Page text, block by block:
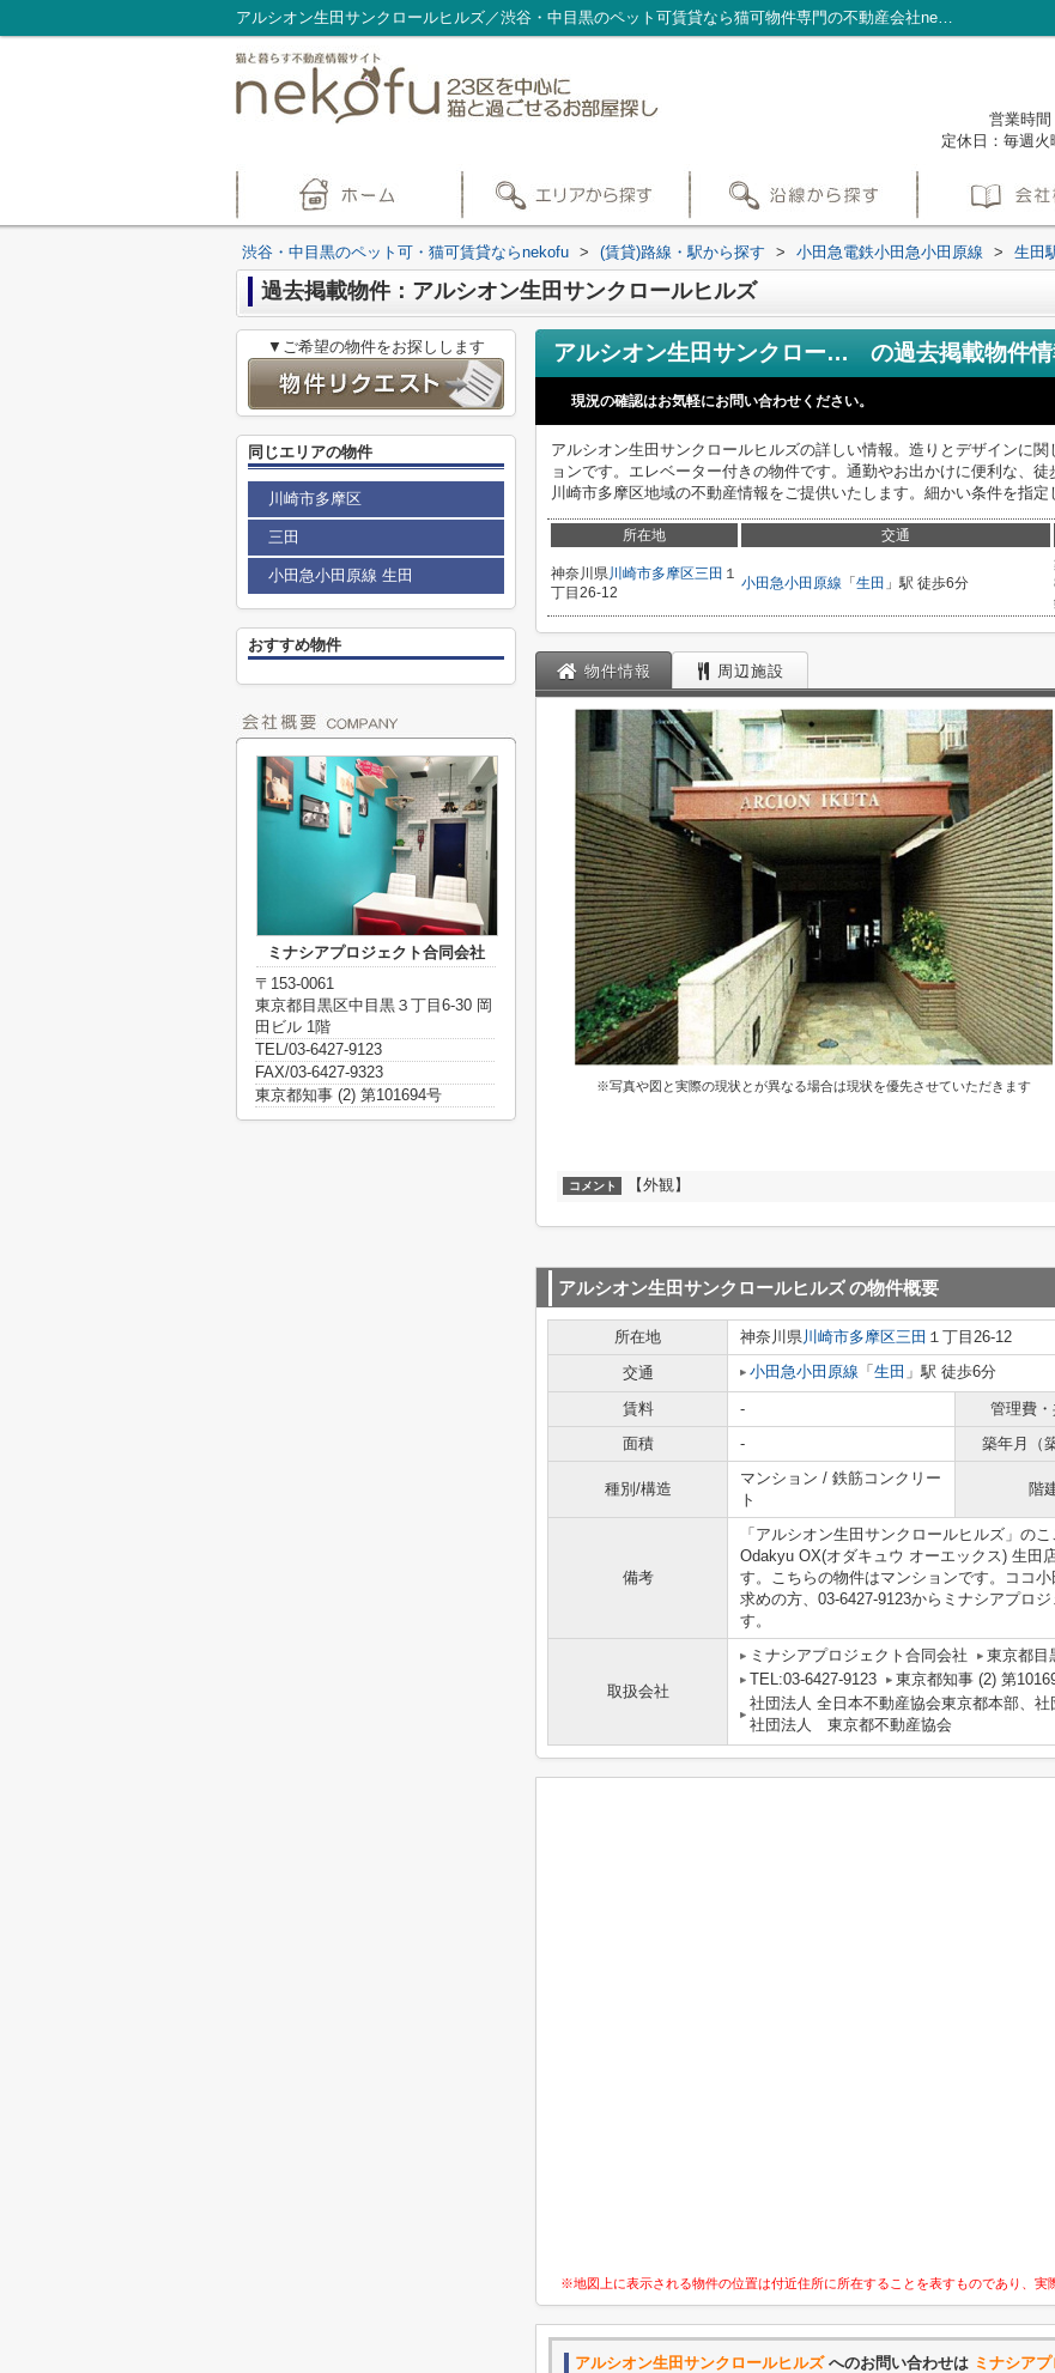
アルシオン生田サンクロールヒルズ／渋谷・中目黒のペット可賃貸なら猫可物件専門の不動産会社nekofu
営業時
定休日：毎週
渋谷・中目黒のペット可・猫可賃貸ならnekofu > (賃貸)路線・駅から探す > 小田急電鉄小田急小田原線 > 生田
過去掲載物件：アルシオン生田サンクロールヒルズ
アルシオン生田サンクロールヒルズ の過去掲載物件
現況の確認はお気軽にお問い合わせください。
アルシオン生田サンクロールヒルズの詳しい情報。造りとデザインに
ョンです。エレベーター付きの物件です。通勤やお出かけに便利な、
川崎市多摩区地域の不動産情報をご提供いたします。細かい条件を指
所在地 交通
神奈川県川崎市多摩区三田 １
丁目26-12
小田急小田原線 「 生田 」駅 徒歩6分
物件情報 周辺施設
※写真や図と実際の現状とが異なる場合は現状を優先させていただきます
コメント 【外観】
アルシオン生田サンクロールヒルズの物件概要
所在地 神奈川県川崎市多摩区三田 １丁目26-12
交通
小田急小田原線 「 生田 」駅 徒歩6分
賃料 - 管理費
面積
- 築年月（
種別/構造
マンション / 鉄筋コンクリー
ト
階
備考
「アルシオン生田サンクロールヒルズ」の
Odakyu OX(オダキュウ オーエックス) 生田
す。こちらの物件はマンションです。ココ
求めの方、03-6427-9123からミナシアプロ
す。
取扱会社
ミナシアプロジェクト合同会社
東京都目
TEL:03-6427-9123
東京都知事 (2) 第
社団法人 全日本不動産協会東京都本部、
社団法人 東京都不動産協会
※地図上に表示される物件の位置は付近住所に所在することを表すものであり、実
アルシオン生田サンクロールヒルズへのお問い合わせは ミナシア
▼ご希望の物件をお探しします
同じエリアの物件
川崎市多摩区
三田
小田急小田原線 生田
おすすめ物件
ミナシアプロジェクト合同会社
〒153-0061
東京都目黒区中目黒３丁目6-30 岡
田ビル 1階
TEL/03-6427-9123
FAX/03-6427-9323
東京都知事 (2) 第101694号